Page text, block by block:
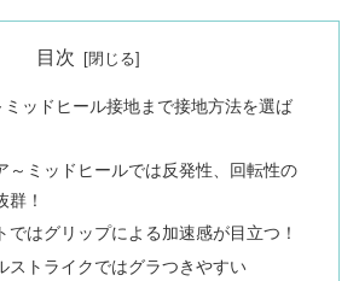
目次
ミッドヒール接地まで接地方法を選ば
～ミッドヒールでは反発性、回転性の
群！
ではグリップによる加速感が目立つ！
ストライクではグラつきやすい